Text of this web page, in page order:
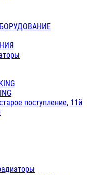
поступление, 11й